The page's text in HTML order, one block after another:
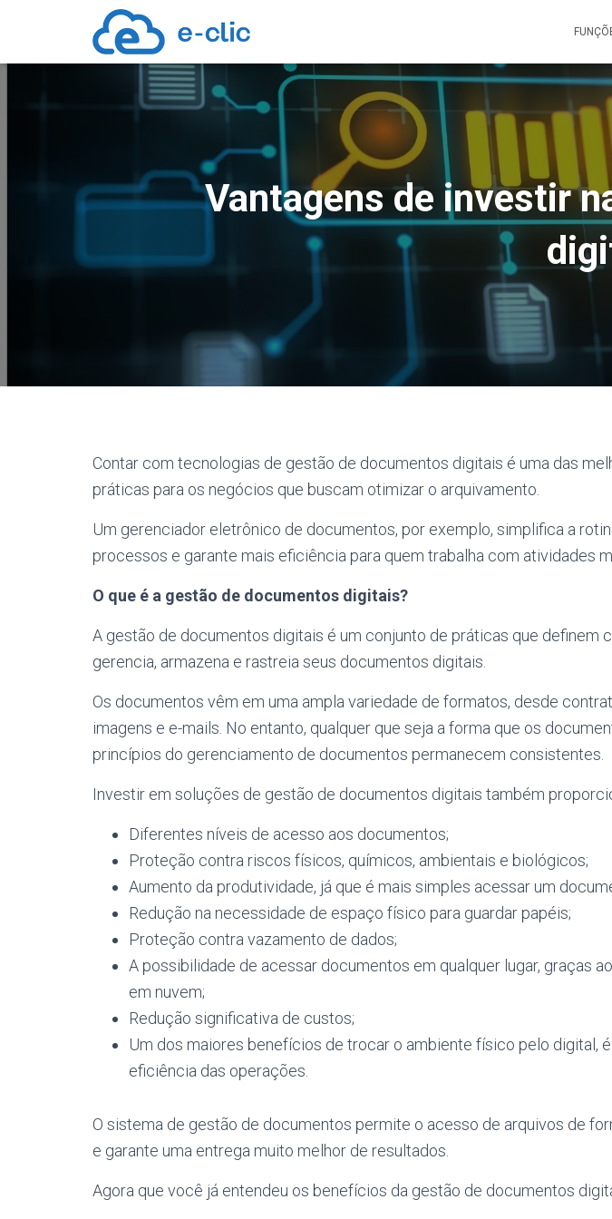
Vantagens de investir
Contar com tecnologias de gestão de documentos digitais é uma das
práticas para os negócios que buscam otimizar o arquivamento.
Um gerenciador eletrônico de documentos, por exemplo, simplifica a
processos e garante mais eficiência para quem trabalha com atividades
O que é a gestão de documentos digitais?
A gestão de documentos digitais é um conjunto de práticas que definem
gerencia, armazena e rastreia seus documentos digitais.
Os documentos vêm em uma ampla variedade de formatos, desde
imagens e e-mails. No entanto, qualquer que seja a forma que os
princípios do gerenciamento de documentos permanecem consistentes.
Investir em soluções de gestão de documentos digitais também
Diferentes níveis de acesso aos documentos;
Proteção contra riscos físicos, químicos, ambientais e biológicos;
Aumento da produtividade, já que é mais simples acessar um
Redução na necessidade de espaço físico para guardar papéis;
Proteção contra vazamento de dados;
A possibilidade de acessar documentos em qualquer lugar, graças
em nuvem;
Redução significativa de custos;
Um dos maiores benefícios de trocar o ambiente físico pelo digital,
eficiência das operações.
O sistema de gestão de documentos permite o acesso de arquivos de
e garante uma entrega muito melhor de resultados.
Agora que você já entendeu os benefícios da gestão de documentos